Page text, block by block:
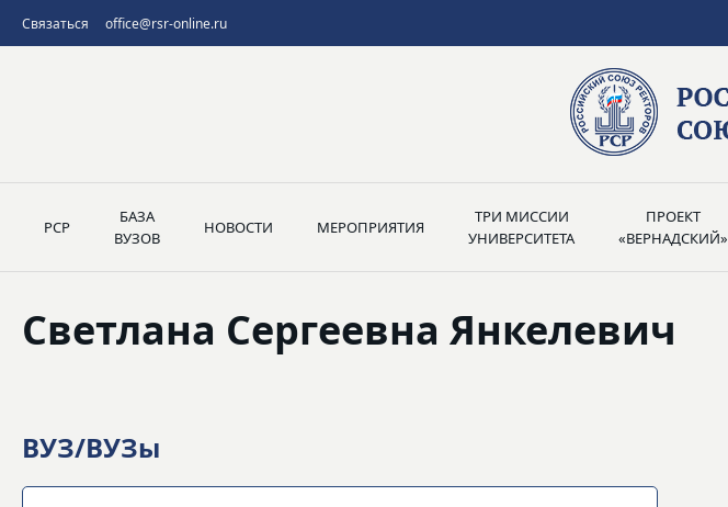
Связаться office@rsr-online.ru
РСР
БАЗА
ВУЗОВ
НОВОСТИ МЕРОПРИЯТИЯ
ТРИ МИССИИ
УНИВЕРСИТЕТА
ПРОЕКТ
«ВЕРНАДСКИЙ»
Светлана Сергеевна Янкелевич
ВУЗ/ВУЗы